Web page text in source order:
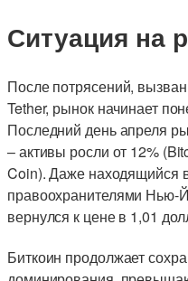
Ситуация на
После потрясений,
Tether, рынок начинает
Последний день апреля
– активы росли от 12%
Coin). Даже находящийся
правоохранителями Нью-
вернулся к цене в 1,01
Биткоин продолжает